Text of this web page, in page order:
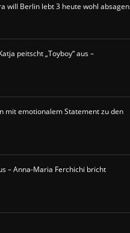
will Berlin lebt 3 heute wohl absagen
peitscht „Toyboy“ aus –
mit emotionalem Statement zu den
– Anna-Maria Ferchichi bricht